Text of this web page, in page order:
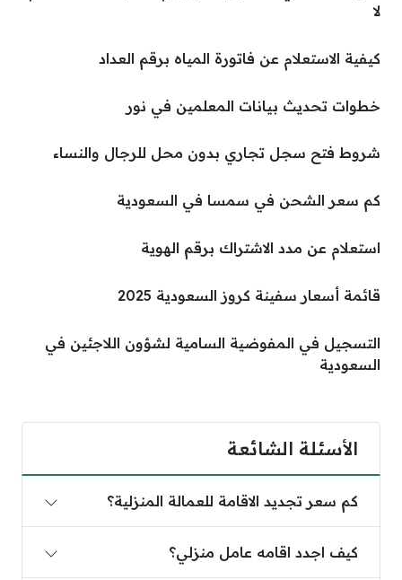
لا
كيفية الاستعلام عن فاتورة المياه برقم العداد
خطوات تحديث بيانات المعلمين في نور
شروط فتح سجل تجاري بدون محل للرجال والنساء
كم سعر الشحن في سمسا في السعودية
استعلام عن مدد الاشتراك برقم الهوية
قائمة أسعار سفينة كروز السعودية 2025
التسجيل في المفوضية السامية لشؤون اللاجئين في
السعودية
الأسئلة الشائعة
كم سعر تجديد الاقامة للعمالة المنزلية؟
كيف اجدد اقامه عامل منزلي؟